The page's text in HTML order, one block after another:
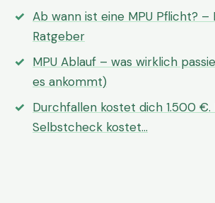
Ab wann ist eine MPU Pflicht?
Ratgeber
MPU Ablauf – was wirklich
es ankommt)
Durchfallen kostet dich 1.500 €.
Selbstcheck kostet…